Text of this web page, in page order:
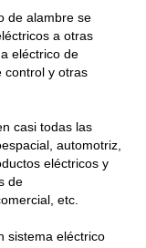
de alambre se
a otras
eléctrico de
control y otras
casi todas las
automotriz,
eléctricos y
de
etc.
sistema eléctrico